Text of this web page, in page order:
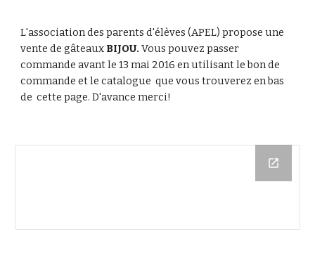
L'association des parents d'élèves (APEL) propose une
vente de gâteaux BIJOU. Vous pouvez passer
commande avant le 13 mai 2016 en utilisant le bon de
commande et le catalogue  que vous trouverez en bas
de  cette page. D'avance merci!